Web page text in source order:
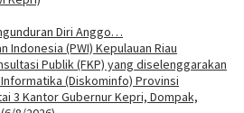
Diri Anggo…